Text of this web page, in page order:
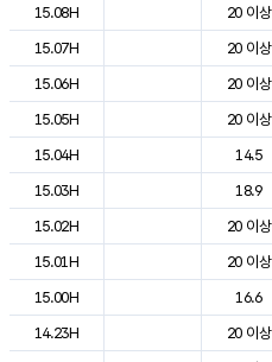
15.08H
20 이상
15.07H
20 이상
15.06H
20 이상
15.05H
20 이상
15.04H
14.5
15.03H
18.9
15.02H
20 이상
15.01H
20 이상
15.00H
16.6
14.23H
20 이상